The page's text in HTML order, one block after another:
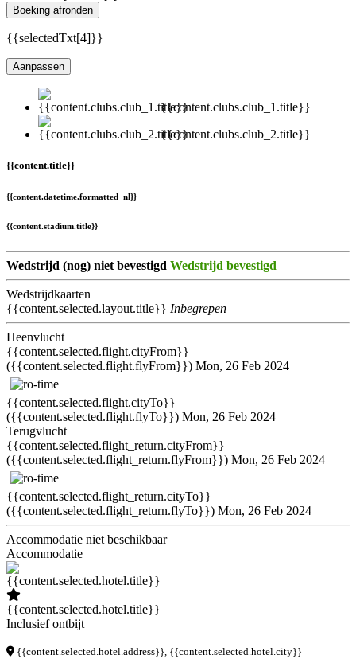
Boeking afronden
{{selectedTxt[4]}}
Aanpassen
{{content.clubs.club_1.title}}
{{content.clubs.club_2.title}}
{{content.title}}
{{content.datetime.formatted_nl}}
{{content.stadium.title}}
Wedstrijd (nog) niet bevestigd Wedstrijd bevestigd
Wedstrijdkaarten
{{content.selected.layout.title}} Inbegrepen
Heenvlucht
{{content.selected.flight.cityFrom}}
({{content.selected.flight.flyFrom}}) Mon, 26 Feb 2024
{{content.selected.flight.cityTo}}
({{content.selected.flight.flyTo}}) Mon, 26 Feb 2024
Terugvlucht
{{content.selected.flight_return.cityFrom}}
({{content.selected.flight_return.flyFrom}}) Mon, 26 Feb 2024
{{content.selected.flight_return.cityTo}}
({{content.selected.flight_return.flyTo}}) Mon, 26 Feb 2024
Accommodatie niet beschikbaar
Accommodatie
{{content.selected.hotel.title}}
Inclusief ontbijt
{{content.selected.hotel.address}}, {{content.selected.hotel.city}}